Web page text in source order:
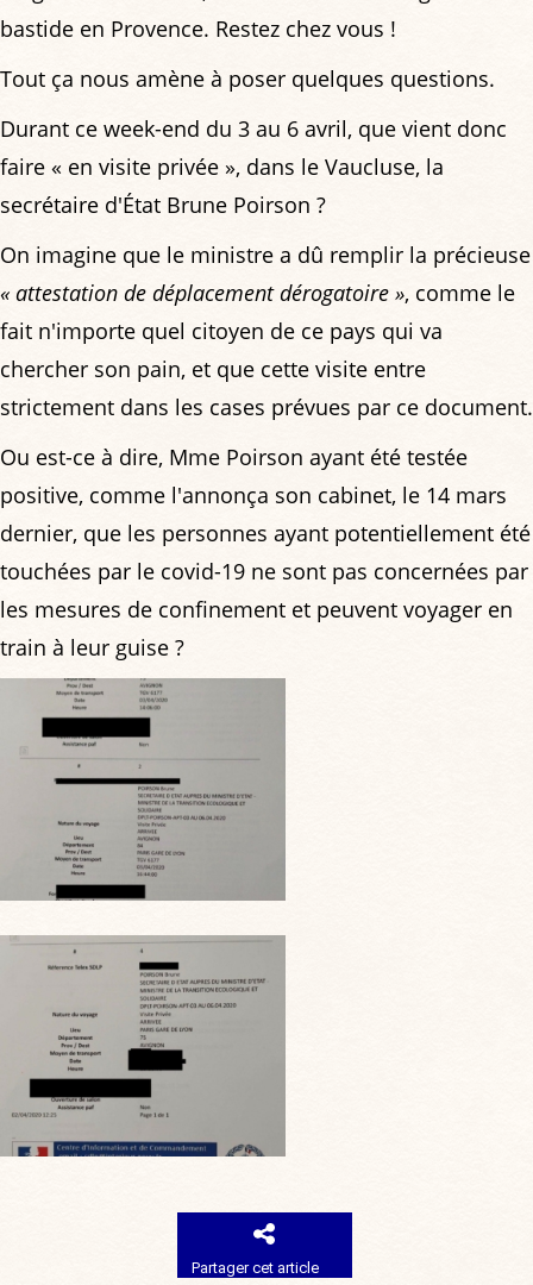
bastide en Provence. Restez chez vous !
Tout ça nous amène à poser quelques questions.
Durant ce week-end du 3 au 6 avril, que vient donc
faire « en visite privée », dans le Vaucluse, la
secrétaire d'État Brune Poirson ?
On imagine que le ministre a dû remplir la précieuse
« attestation de déplacement dérogatoire », comme le
fait n'importe quel citoyen de ce pays qui va
chercher son pain, et que cette visite entre
strictement dans les cases prévues par ce document.
Ou est-ce à dire, Mme Poirson ayant été testée
positive, comme l'annonça son cabinet, le 14 mars
dernier, que les personnes ayant potentiellement été
touchées par le covid-19 ne sont pas concernées par
les mesures de confinement et peuvent voyager en
train à leur guise ?
Partager cet article